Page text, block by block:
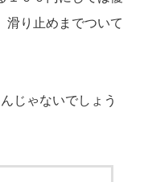
滑り止めまでついて
じゃないでしょう